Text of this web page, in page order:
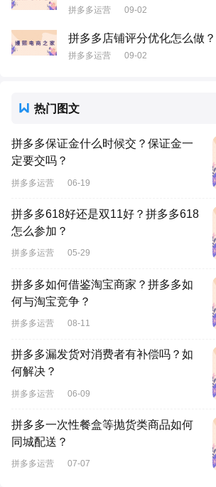
拼多多运营 09-02
拼多多店铺评分优化怎么做
拼多多运营 09-02
热门图文
拼多多保证金什么时候交？保证金一
定要交吗？
拼多多运营 06-19
拼多多618好还是双11好？拼多多618
怎么参加？
拼多多运营 05-29
拼多多如何借鉴淘宝商家？拼多多如
何与淘宝竞争？
拼多多运营 08-11
拼多多漏发货对消费者有补偿吗？如
何解决？
拼多多运营 06-09
拼多多一次性餐盒等抛货类商品如何
同城配送？
拼多多运营 07-07